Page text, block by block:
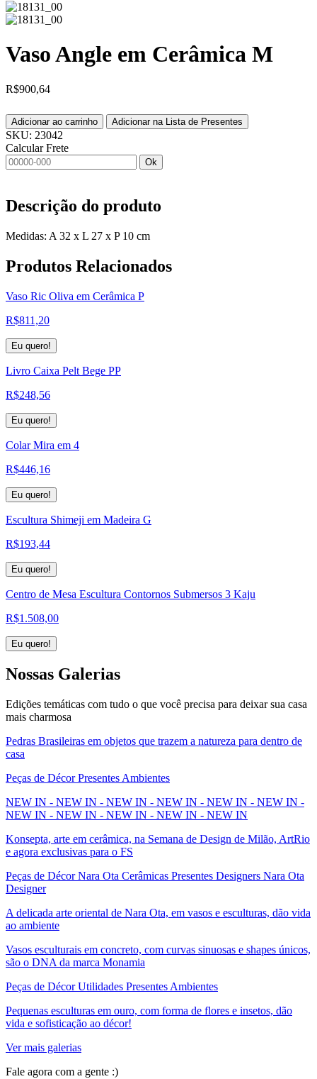
Vaso Angle em Cerâmica M
R$900,64
Adicionar ao carrinho Adicionar na Lista de Presentes
SKU: 23042
Calcular Frete
Ok
Descrição do produto
Medidas: A 32 x L 27 x P 10 cm
Produtos Relacionados
Vaso Ric Oliva em Cerâmica P
R$811,20
Eu quero!
Livro Caixa Pelt Bege PP
R$248,56
Eu quero!
Colar Mira em 4
R$446,16
Eu quero!
Escultura Shimeji em Madeira G
R$193,44
Eu quero!
Centro de Mesa Escultura Contornos Submersos 3 Kaju
R$1.508,00
Eu quero!
Nossas Galerias
Edições temáticas com tudo o que você precisa para deixar sua casa
mais charmosa
Pedras Brasileiras em objetos que trazem a natureza para dentro de
casa
Peças de Décor Presentes Ambientes
NEW IN - NEW IN - NEW IN - NEW IN - NEW IN - NEW IN -
NEW IN - NEW IN - NEW IN - NEW IN - NEW IN
Konsepta, arte em cerâmica, na Semana de Design de Milão, ArtRio
e agora exclusivas para o FS
Peças de Décor Nara Ota Cerâmicas Presentes Designers Nara Ota
Designer
A delicada arte oriental de Nara Ota, em vasos e esculturas, dão vida
ao ambiente
Vasos esculturais em concreto, com curvas sinuosas e shapes únicos,
são o DNA da marca Monamia
Peças de Décor Utilidades Presentes Ambientes
Pequenas esculturas em ouro, com forma de flores e insetos, dão
vida e sofisticação ao décor!
Ver mais galerias
Fale agora com a gente :)